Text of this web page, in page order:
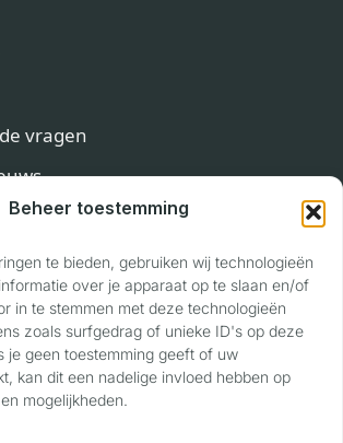
Beheer toestemming
te bieden, gebruiken wij technologieën
over je apparaat op te slaan en/of
in te stemmen met deze technologieën
zoals surfgedrag of unieke ID's op deze
je geen toestemming geeft of uw
kan dit een nadelige invloed hebben op
mogelijkheden.
vragen
118
40